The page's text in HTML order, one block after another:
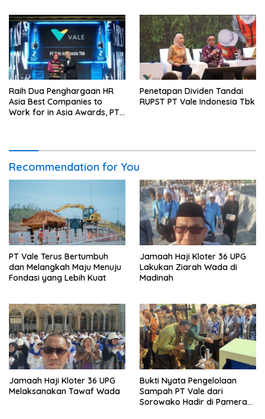
Raih Dua Penghargaan HR
Asia Best Companies to
Work for in Asia Awards, PT
Penetapan Dividen Tandai
RUPST PT Vale Indonesia Tbk
Recommendation for You
PT Vale Terus Bertumbuh
dan Melangkah Maju Menuju
Fondasi yang Lebih Kuat
Jamaah Haji Kloter 36 UPG
Lakukan Ziarah Wada di
Madinah
Jamaah Haji Kloter 36 UPG
Melaksanakan Tawaf Wada
Bukti Nyata Pengelolaan
Sampah PT Vale dari
Sorowako Hadir di Pameran